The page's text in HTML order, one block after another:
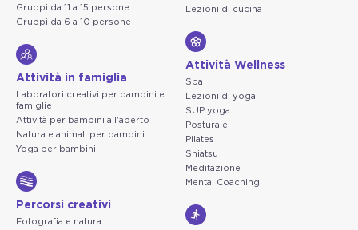
Gruppi da 11 a 15 persone
Gruppi da 6 a 10 persone
Attività in famiglia
Laboratori creativi per bambini e
famiglie
Attività per bambini all'aperto
Natura e animali per bambini
Yoga per bambini
Percorsi creativi
Fotografia e natura
Lezioni di cucina
Attività Wellness
Spa
Lezioni di yoga
SUP yoga
Posturale
Pilates
Shiatsu
Meditazione
Mental Coaching